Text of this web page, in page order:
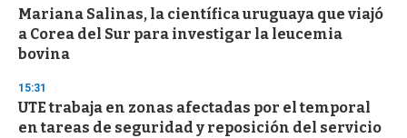
Mariana Salinas, la científica uruguaya que viajó
a Corea del Sur para investigar la leucemia
bovina
15:31
UTE trabaja en zonas afectadas por el temporal
en tareas de seguridad y reposición del servicio